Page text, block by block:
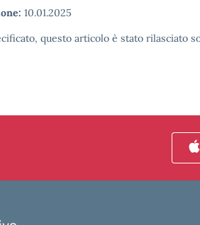
10.01.2025
questo articolo è stato rilasciato